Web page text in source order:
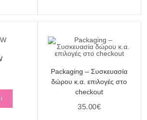
Packaging – Συσκευασία
δώρου κ.α. επιλογές στο
checkout
35.00€